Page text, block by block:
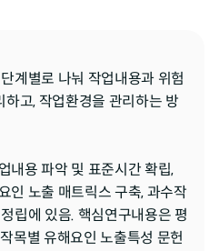
계별로 나눠 작업내용과 위험
고, 작업환경을 관리하는 방
내용 파악 및 표준시간 확립,
인 노출 매트릭스 구축, 과수작
립에 있음. 핵심연구내용은 평
목별 유해요인 노출특성 문헌